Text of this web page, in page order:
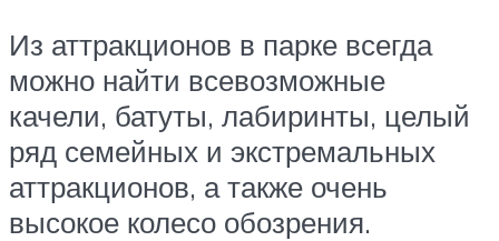
Из аттракционов в парке всегда
можно найти всевозможные
качели, батуты, лабиринты, целый
ряд семейных и экстремальных
аттракционов, а также очень
высокое колесо обозрения.